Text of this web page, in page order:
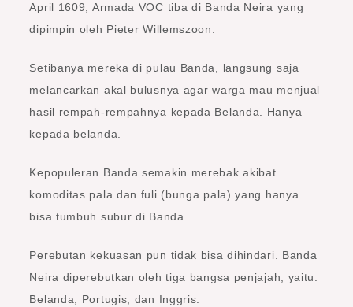
April 1609, Armada VOC tiba di Banda Neira yang
dipimpin oleh Pieter Willemszoon.
Setibanya mereka di pulau Banda, langsung saja
melancarkan akal bulusnya agar warga mau menjual
hasil rempah-rempahnya kepada Belanda. Hanya
kepada belanda.
Kepopuleran Banda semakin merebak akibat
komoditas pala dan fuli (bunga pala) yang hanya
bisa tumbuh subur di Banda.
Perebutan kekuasan pun tidak bisa dihindari. Banda
Neira diperebutkan oleh tiga bangsa penjajah, yaitu:
Belanda, Portugis, dan Inggris.